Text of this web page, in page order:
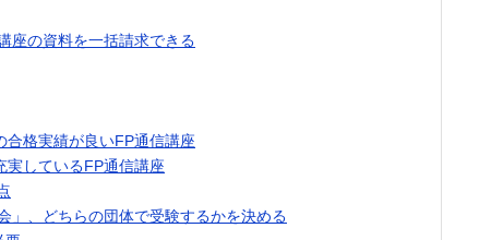
座の資料を一括請求できる
合格実績が良いFP通信講座
実しているFP通信講座
」、どちらの団体で受験するかを決める